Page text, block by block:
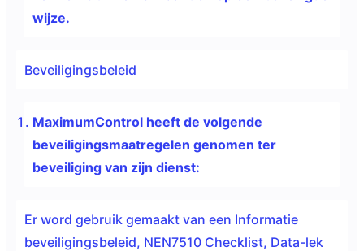
wijze.
Beveiligingsbeleid
MaximumControl heeft de volgende
beveiligingsmaatregelen genomen ter
beveiliging van zijn dienst:
Er word gebruik gemaakt van een Informatie
beveiligingsbeleid, NEN7510 Checklist, Data-lek